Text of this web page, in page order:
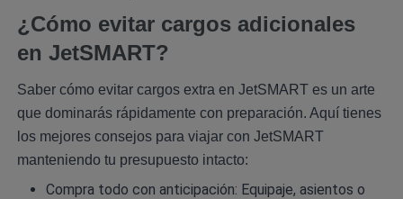
¿Cómo evitar cargos adicionales
en JetSMART?
Saber cómo evitar cargos extra en JetSMART es un arte
que dominarás rápidamente con preparación. Aquí tienes
los mejores consejos para viajar con JetSMART
manteniendo tu presupuesto intacto:
Compra todo con anticipación: Equipaje, asientos o